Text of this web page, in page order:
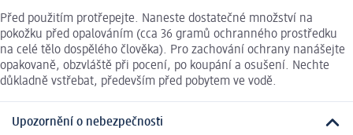
Před použitím protřepejte. Naneste dostatečné množství na
pokožku před opalováním (cca 36 gramů ochranného prostředku
na celé tělo dospělého člověka). Pro zachování ochrany nanášejte
opakovaně, obzvláště při pocení, po koupání a osušení. Nechte
důkladně vstřebat, především před pobytem ve vodě.
Upozornění o nebezpečnosti